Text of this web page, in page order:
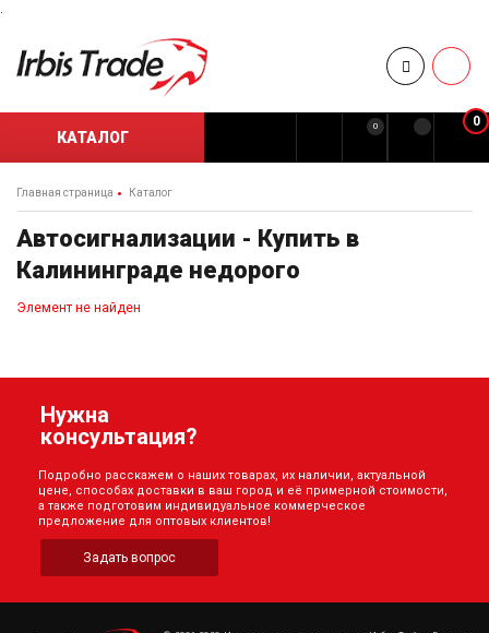
.
КАТАЛОГ
0 0
Главная страница Каталог
Автосигнализации - Купить в
Калининграде недорого
Элемент не найден
Нужна
консультация?
Подробно расскажем о наших товарах, их наличии, актуальной
цене, способах доставки в ваш город и её примерной стоимости,
а также подготовим индивидуальное коммерческое
предложение для оптовых клиентов!
Задать вопрос